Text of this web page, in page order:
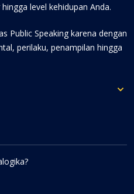
level kehidupan Anda.
Public Speaking karena dengan
perilaku, penampilan hingga